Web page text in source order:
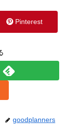
Pinterest
goodplanners